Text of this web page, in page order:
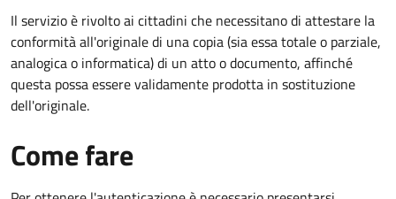
Il servizio è rivolto ai cittadini che necessitano di attestare la
conformità all'originale di una copia (sia essa totale o parziale,
analogica o informatica) di un atto o documento, affinché
questa possa essere validamente prodotta in sostituzione
dell'originale.
Come fare